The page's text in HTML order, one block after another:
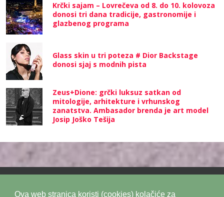
Ova web stranica koristi (cookies) kolačiće za
Krčki sajam – Lovrečeva od 8. do 10. kolovoza
donosi tri dana tradicije, gastronomije i
glazbenog programa
Glass skin u tri poteza # Dior Backstage
donosi sjaj s modnih pista
Zeus+Dione: grčki luksuz satkan od
mitologije, arhitekture i vrhunskog
zanatstva. Ambasador brenda je art model
Josip Joško Tešija